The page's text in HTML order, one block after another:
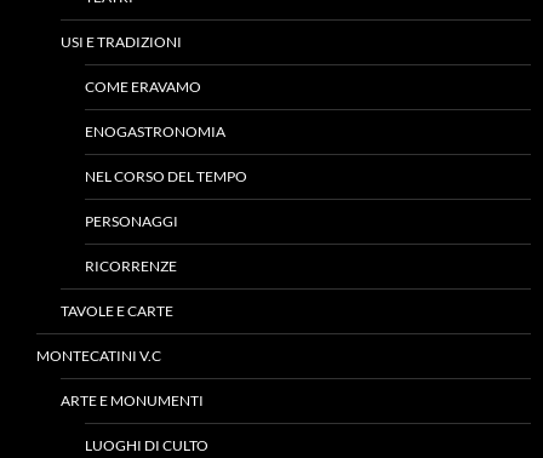
USI E TRADIZIONI
COME ERAVAMO
ENOGASTRONOMIA
NEL CORSO DEL TEMPO
PERSONAGGI
RICORRENZE
TAVOLE E CARTE
MONTECATINI V.C
ARTE E MONUMENTI
LUOGHI DI CULTO